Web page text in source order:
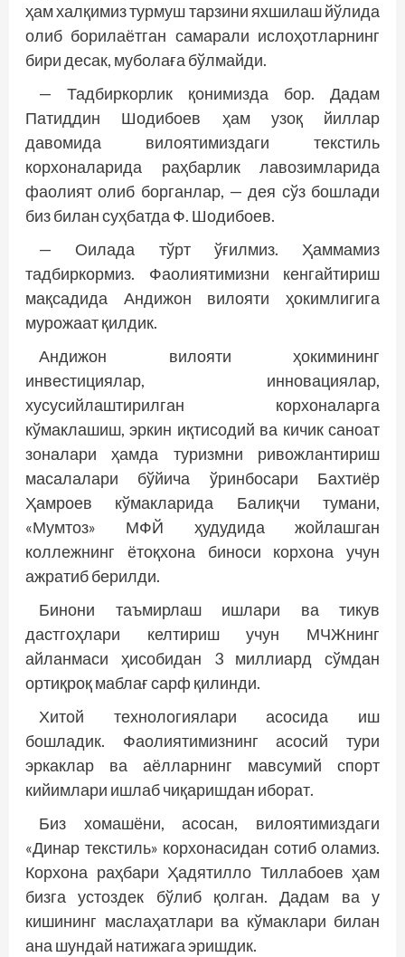
ҳам халқимиз турмуш тарзини яхшилаш йўлида
олиб борилаётган самарали ислоҳотларнинг
бири десак, муболаға бўлмайди.
— Тадбиркорлик қонимизда бор. Дадам
Патиддин Шодибоев ҳам узоқ йиллар
давомида вилоятимиздаги текстиль
корхоналарида раҳбарлик лавозимларида
фаолият олиб борганлар, — дея сўз бошлади
биз билан суҳбатда Ф. Шодибоев.
— Оилада тўрт ўғилмиз. Ҳаммамиз
тадбиркормиз. Фаолиятимизни кенгайтириш
мақсадида Андижон вилояти ҳокимлигига
мурожаат қилдик.
Андижон вилояти ҳокимининг
инвестициялар, иннова­циялар,
хусусийлаштирилган корхоналарга
кўмаклашиш, эркин иқтисодий ва кичик саноат
зоналари ҳамда туризмни ривожлантириш
масалалари бў­йича ўринбосари Бахтиёр
Ҳамроев кў­макларида Балиқчи тумани,
«Мумтоз» МФЙ ҳудудида жойлашган
коллежнинг ётоқхона биноси корхона учун
ажратиб берилди.
Бинони таъмирлаш ишлари ва тикув
дастгоҳлари келтириш учун МЧЖнинг
айланмаси ҳисобидан 3 миллиард сўмдан
ортиқроқ маблағ сарф қилинди.
Хитой технологиялари асосида иш
бошладик. Фаолиятимизнинг асосий тури
эркаклар ва аёлларнинг мавсумий спорт
кийимлари ишлаб чиқаришдан иборат.
Биз хомашёни, асосан, вилоятимиздаги
«Динар текстиль» корхонасидан сотиб оламиз.
Корхона раҳбари Ҳадятилло Тиллабоев ҳам
бизга устоздек бўлиб қолган. Дадам ва у
кишининг маслаҳатлари ва кўмаклари билан
ана шундай натижага эришдик.